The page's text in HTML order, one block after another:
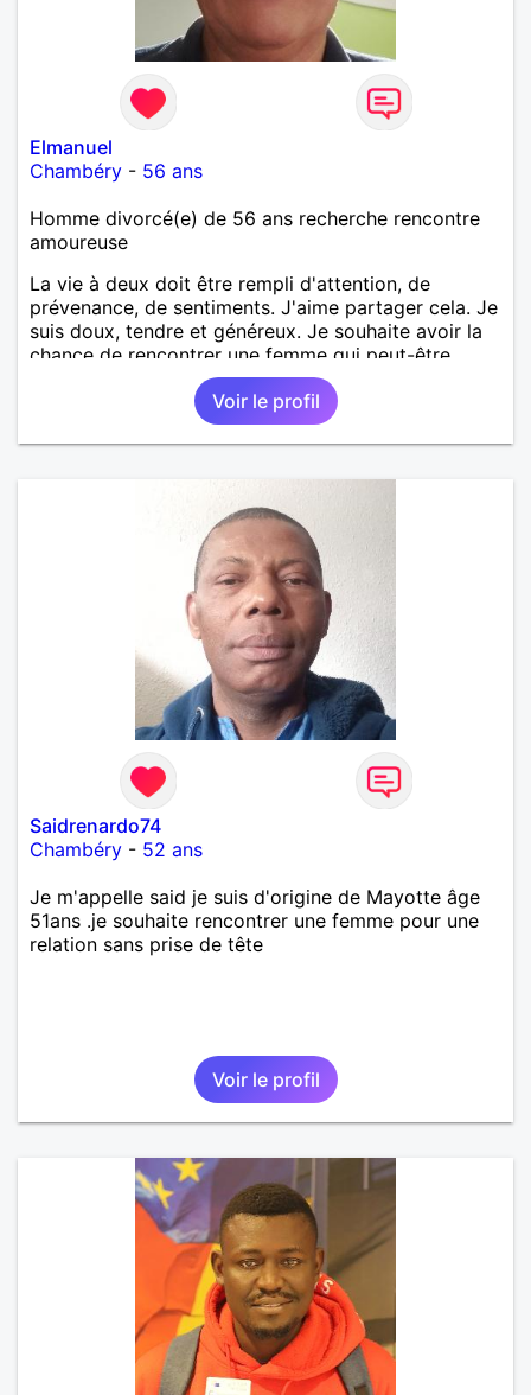
Elmanuel
Chambéry - 56 ans
Homme divorcé(e) de 56 ans recherche rencontre
amoureuse
La vie à deux doit être rempli d'attention, de
prévenance, de sentiments. J'aime partager cela. Je
suis doux, tendre et généreux. Je souhaite avoir la
chance de rencontrer une femme qui peut-être
différent comme profil, peu importe. Une femme
entre 45 et 60 ans.
Voir le profil
Saidrenardo74
Chambéry - 52 ans
Je m'appelle said je suis d'origine de Mayotte âge
51ans .je souhaite rencontrer une femme pour une
relation sans prise de tête
Voir le profil